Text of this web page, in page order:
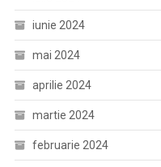
iunie 2024
mai 2024
aprilie 2024
martie 2024
februarie 2024